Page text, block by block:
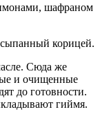
шафраном
корицей.
Сюда же
и очищенные
до готовности.
гиймя.